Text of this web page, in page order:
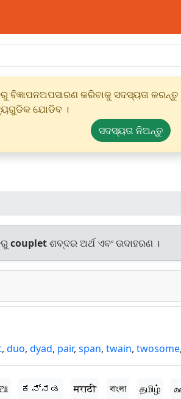
କରିବାକୁ ସଦସ୍ୟତା କରନ୍ତୁ
ଯୋଡିବ ।
ସଦସ୍ୟତା ନିଅନ୍ତୁ
coupletଶବ୍ଦର ଅର୍ଥ ଏବଂ ଉଦାହରଣ ।
, duo, dyad, pair, span, twain, twosome,
ಕನ್ನಡ मराठी বাংলা தமிழ்